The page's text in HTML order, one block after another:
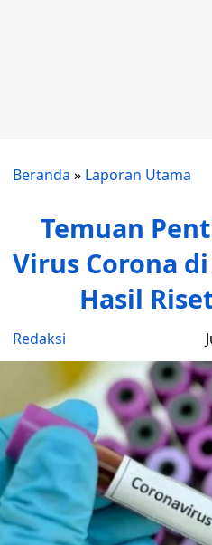
Beranda » Laporan Utama
Temuan
Virus Corona
Hasil
Redaksi